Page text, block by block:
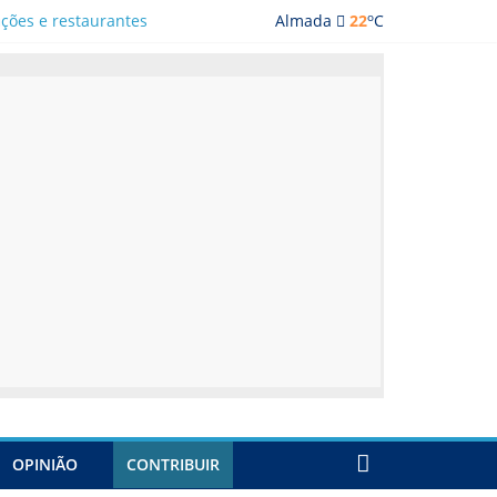
Almada 22oC
e restaurantes
OPINIÃO CONTRIBUIR